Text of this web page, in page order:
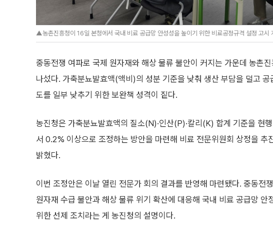
▲농촌진흥청이 16일 본청에서 국내 비료 공급망 안성성을 높이기 위한 비료공정규격 설정 고
중동전쟁 여파로 국제 원자재와 해상 물류 불안이 커지는 가운데 농촌
나섰다. 가축분뇨발효액(액비)의 성분 기준을 낮춰 생산 부담을 덜고
도를 일부 낮추기 위한 보완책 성격이 짙다.
농진청은 가축분뇨발효액의 질소(N)·인산(P)·칼리(K) 합계 기준을 현
서 0.2% 이상으로 조정하는 방안을 마련해 비료 전문위원회 상정을 추
밝혔다.
이번 조정안은 이날 열린 전문가 회의 결과를 반영해 마련됐다. 중동전
원자재 수급 불안과 해상 물류 위기 확산에 대응해 국내 비료 공급망 안
위한 선제 조치라는 게 농진청의 설명이다.